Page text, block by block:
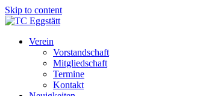
Skip to content
Verein
Vorstandschaft
Mitgliedschaft
Termine
Kontakt